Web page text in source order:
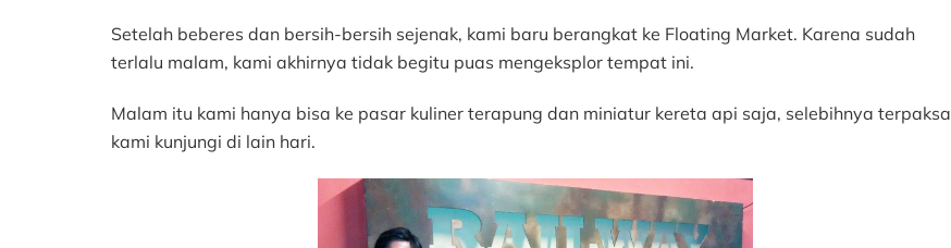
Setelah beberes dan bersih-bersih sejenak, kami baru berangkat ke Floating Market. Karena sudah
terlalu malam, kami akhirnya tidak begitu puas mengeksplor tempat ini.
Malam itu kami hanya bisa ke pasar kuliner terapung dan miniatur kereta api saja, selebihnya terpaksa
kami kunjungi di lain hari.